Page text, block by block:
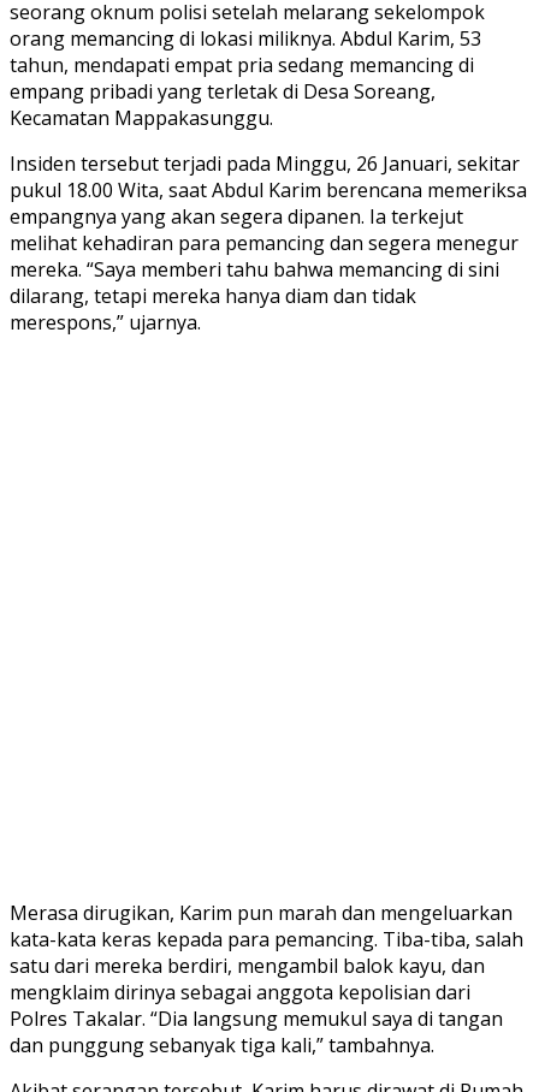
seorang oknum polisi setelah melarang sekelompok
orang memancing di lokasi miliknya. Abdul Karim, 53
tahun, mendapati empat pria sedang memancing di
empang pribadi yang terletak di Desa Soreang,
Kecamatan Mappakasunggu.
Insiden tersebut terjadi pada Minggu, 26 Januari, sekitar
pukul 18.00 Wita, saat Abdul Karim berencana memeriksa
empangnya yang akan segera dipanen. Ia terkejut
melihat kehadiran para pemancing dan segera menegur
mereka. “Saya memberi tahu bahwa memancing di sini
dilarang, tetapi mereka hanya diam dan tidak
merespons,” ujarnya.
Merasa dirugikan, Karim pun marah dan mengeluarkan
kata-kata keras kepada para pemancing. Tiba-tiba, salah
satu dari mereka berdiri, mengambil balok kayu, dan
mengklaim dirinya sebagai anggota kepolisian dari
Polres Takalar. “Dia langsung memukul saya di tangan
dan punggung sebanyak tiga kali,” tambahnya.